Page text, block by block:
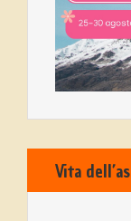
Vita